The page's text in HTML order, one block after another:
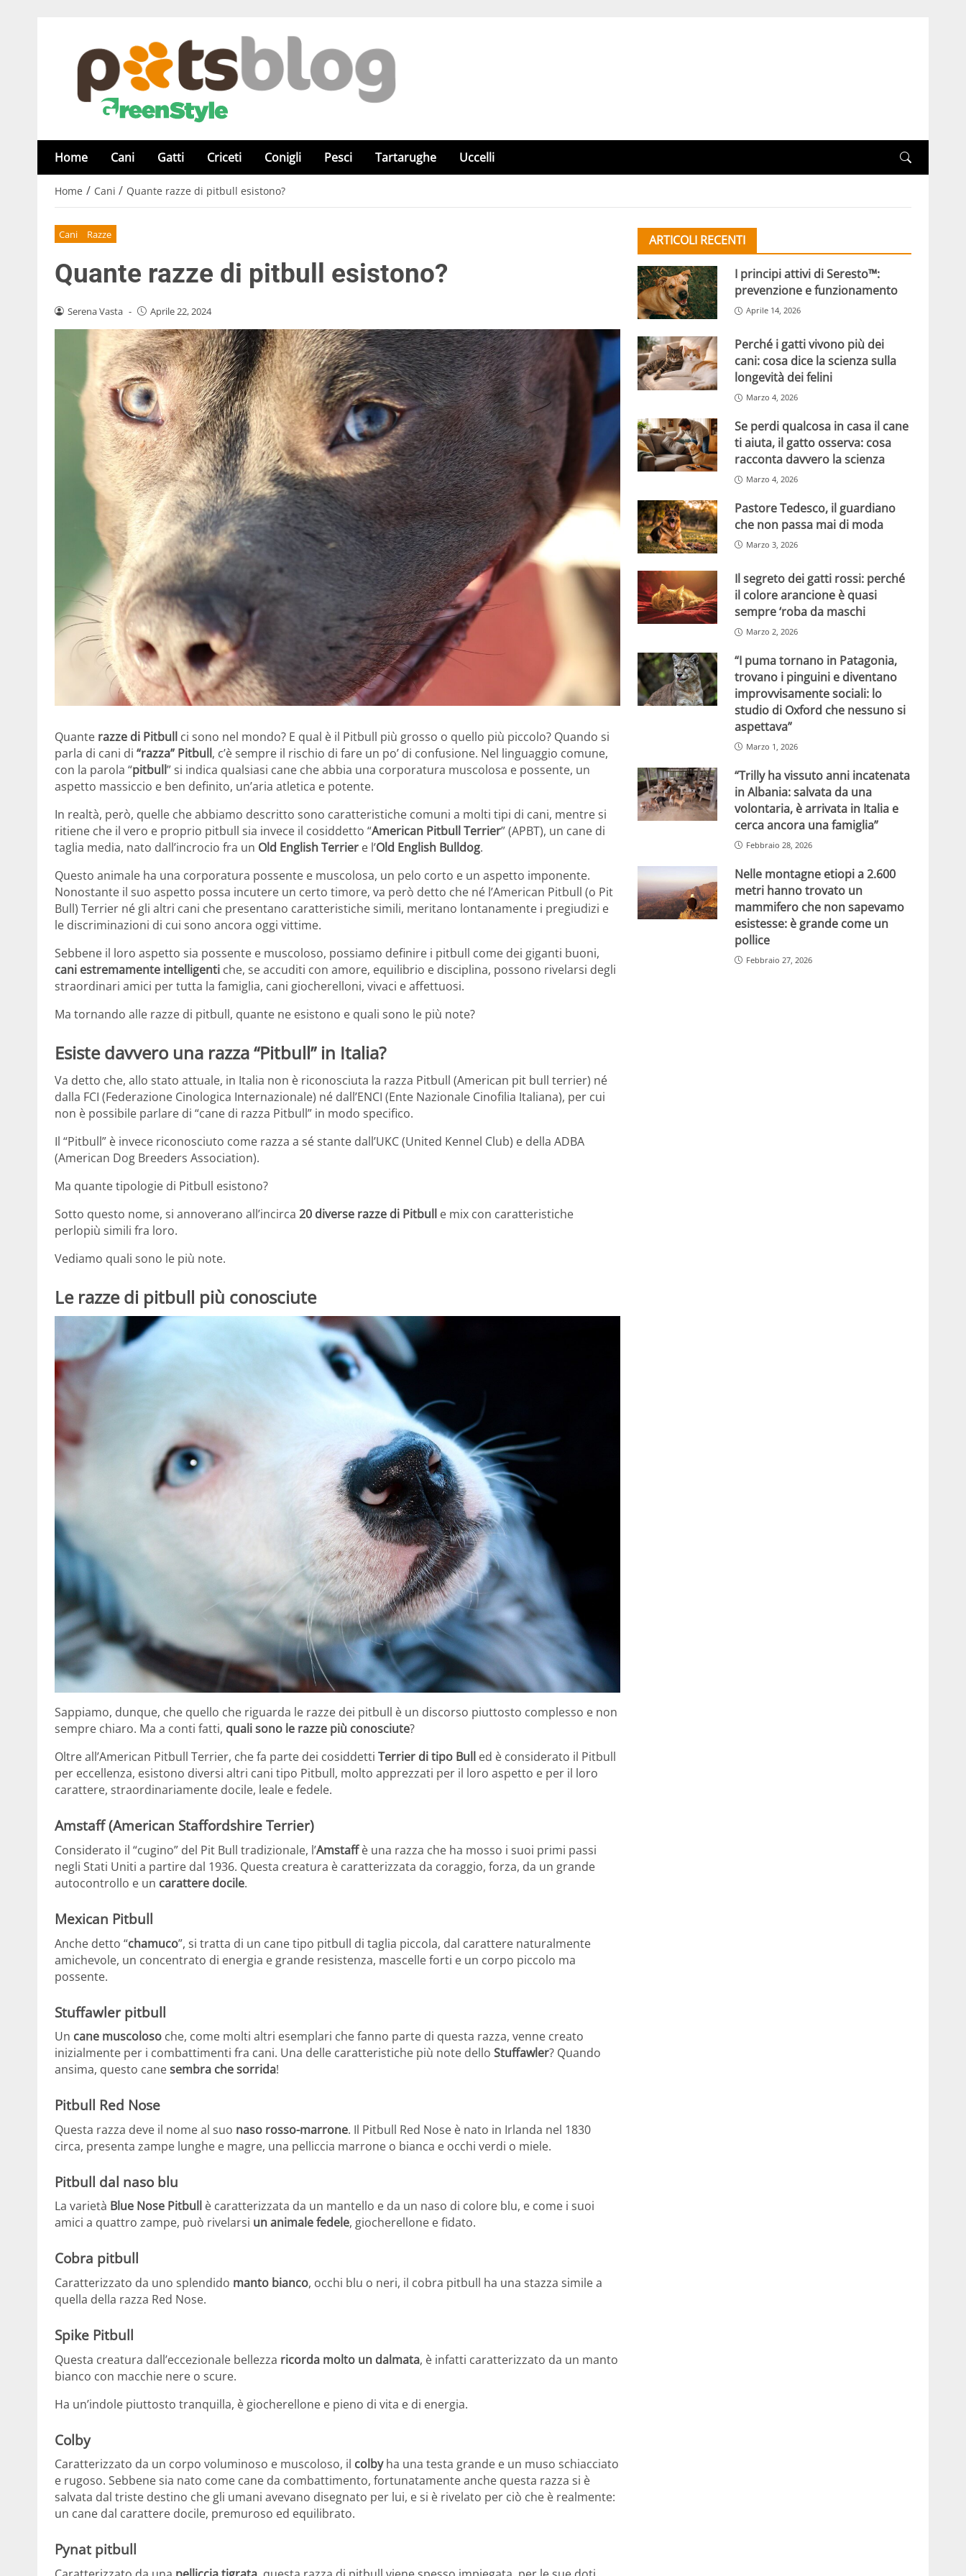
Home Cani Gatti Criceti Conigli Pesci Tartarughe Uccelli
Home / Cani / Quante razze di pitbull esistono?
Cani Razze
Quante razze di pitbull esistono?
Serena Vasta - Aprile 22, 2024
Quante razze di Pitbull ci sono nel mondo? E qual è il Pitbull più grosso o quello più piccolo? Quando si
parla di cani di “razza” Pitbull, c’è sempre il rischio di fare un po’ di confusione. Nel linguaggio comune,
con la parola “pitbull” si indica qualsiasi cane che abbia una corporatura muscolosa e possente, un
aspetto massiccio e ben definito, un’aria atletica e potente.
In realtà, però, quelle che abbiamo descritto sono caratteristiche comuni a molti tipi di cani, mentre si
ritiene che il vero e proprio pitbull sia invece il cosiddetto “American Pitbull Terrier” (APBT), un cane di
taglia media, nato dall’incrocio fra un Old English Terrier e l’Old English Bulldog.
Questo animale ha una corporatura possente e muscolosa, un pelo corto e un aspetto imponente.
Nonostante il suo aspetto possa incutere un certo timore, va però detto che né l’American Pitbull (o Pit
Bull) Terrier né gli altri cani che presentano caratteristiche simili, meritano lontanamente i pregiudizi e
le discriminazioni di cui sono ancora oggi vittime.
Sebbene il loro aspetto sia possente e muscoloso, possiamo definire i pitbull come dei giganti buoni,
cani estremamente intelligenti che, se accuditi con amore, equilibrio e disciplina, possono rivelarsi degli
straordinari amici per tutta la famiglia, cani giocherelloni, vivaci e affettuosi.
Ma tornando alle razze di pitbull, quante ne esistono e quali sono le più note?
Esiste davvero una razza “Pitbull” in Italia?
Va detto che, allo stato attuale, in Italia non è riconosciuta la razza Pitbull (American pit bull terrier) né
dalla FCI (Federazione Cinologica Internazionale) né dall’ENCI (Ente Nazionale Cinofilia Italiana), per cui
non è possibile parlare di “cane di razza Pitbull” in modo specifico.
Il “Pitbull” è invece riconosciuto come razza a sé stante dall’UKC (United Kennel Club) e della ADBA
(American Dog Breeders Association).
Ma quante tipologie di Pitbull esistono?
Sotto questo nome, si annoverano all’incirca 20 diverse razze di Pitbull e mix con caratteristiche
perlopiù simili fra loro.
Vediamo quali sono le più note.
Le razze di pitbull più conosciute
Sappiamo, dunque, che quello che riguarda le razze dei pitbull è un discorso piuttosto complesso e non
sempre chiaro. Ma a conti fatti, quali sono le razze più conosciute?
Oltre all’American Pitbull Terrier, che fa parte dei cosiddetti Terrier di tipo Bull ed è considerato il Pitbull
per eccellenza, esistono diversi altri cani tipo Pitbull, molto apprezzati per il loro aspetto e per il loro
carattere, straordinariamente docile, leale e fedele.
Amstaff (American Staffordshire Terrier)
Considerato il “cugino” del Pit Bull tradizionale, l’Amstaffè una razza che ha mosso i suoi primi passi
negli Stati Uniti a partire dal 1936. Questa creatura è caratterizzata da coraggio, forza, da un grande
autocontrollo e un carattere docile.
Mexican Pitbull
Anche detto “chamuco”, si tratta di un cane tipo pitbull di taglia piccola, dal carattere naturalmente
amichevole, un concentrato di energia e grande resistenza, mascelle forti e un corpo piccolo ma
possente.
Stuffawler pitbull
Un cane muscoloso che, come molti altri esemplari che fanno parte di questa razza, venne creato
inizialmente per i combattimenti fra cani. Una delle caratteristiche più note dello Stuffawler? Quando
ansima, questo canesembra che sorrida!
Pitbull Red Nose
Questa razza deve il nome al suo naso rosso-marrone. Il Pitbull Red Nose è nato in Irlanda nel 1830
circa, presenta zampe lunghe e magre, una pelliccia marrone o bianca e occhi verdi o miele.
Pitbull dal naso blu
La varietà Blue Nose Pitbull è caratterizzata da un mantello e da un naso di colore blu, e come i suoi
amici a quattro zampe, può rivelarsi un animale fedele, giocherellone e fidato.
Cobra pitbull
Caratterizzato da uno splendido manto bianco, occhi blu o neri, il cobra pitbull ha una stazza simile a
quella della razza Red Nose.
Spike Pitbull
Questa creatura dall’eccezionale bellezza ricorda molto un dalmata, è infatti caratterizzato da un manto
bianco con macchie nere o scure.
Ha un’indole piuttosto tranquilla, è giocherellone e pieno di vita e di energia.
Colby
Caratterizzato da un corpo voluminoso e muscoloso, il colbyha una testa grande e un muso schiacciato
e rugoso. Sebbene sia nato come cane da combattimento, fortunatamente anche questa razza si è
salvata dal triste destino che gli umani avevano disegnato per lui, e si è rivelato per ciò che è realmente:
un cane dal carattere docile, premuroso ed equilibrato.
Pynat pitbull
ARTICOLI RECENTI
I principi attivi di Seresto™:
prevenzione e funzionamento
Aprile 14, 2026
Perché i gatti vivono più dei
cani: cosa dice la scienza sulla
longevità dei felini
Marzo 4, 2026
Se perdi qualcosa in casa il cane
ti aiuta, il gatto osserva: cosa
racconta davvero la scienza
Marzo 4, 2026
Pastore Tedesco, il guardiano
che non passa mai di moda
Marzo 3, 2026
Il segreto dei gatti rossi: perché
il colore arancione è quasi
sempre ‘roba da maschi
Marzo 2, 2026
“I puma tornano in Patagonia,
trovano i pinguini e diventano
improvvisamente sociali: lo
studio di Oxford che nessuno si
aspettava”
Marzo 1, 2026
“Trilly ha vissuto anni incatenata
in Albania: salvata da una
volontaria, è arrivata in Italia e
cerca ancora una famiglia”
Febbraio 28, 2026
Nelle montagne etiopi a 2.600
metri hanno trovato un
mammifero che non sapevamo
esistesse: è grande come un
pollice
Febbraio 27, 2026